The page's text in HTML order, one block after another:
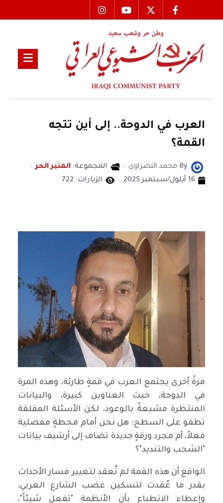
العرب في الدوحة.. إلى أين تتجه
القمة؟
By محمد النصراوي المجموعة: المنبر الحر
16 أيلول/سبتمبر 2025
الزيارات: 722
مرةً أخرى يجتمع العرب في قمةٍ طارئة، وهذه المرة
في الدوحة، حيث العناوين كبيرة، والبيانات
المنتظرة مشبعةً بالوعود، لكن الأسئلة المقلقة
تطفو على السطح: هل نحن أمام محطةٍ مفصلية
فعلاً، أم مجرد ورقةٍ جديدة تضاف إلى أرشيف بيانات
"الشجب والتنديد"؟
‏الواقع أن هذه القمة لم تُعقد لتغيير مسار الأحداث
بقدر ما عُقدت لتسكين غضب الشارع العربي،
وإعطاء الانطباع بأن الأنظمة "تفعل شيئاً"،